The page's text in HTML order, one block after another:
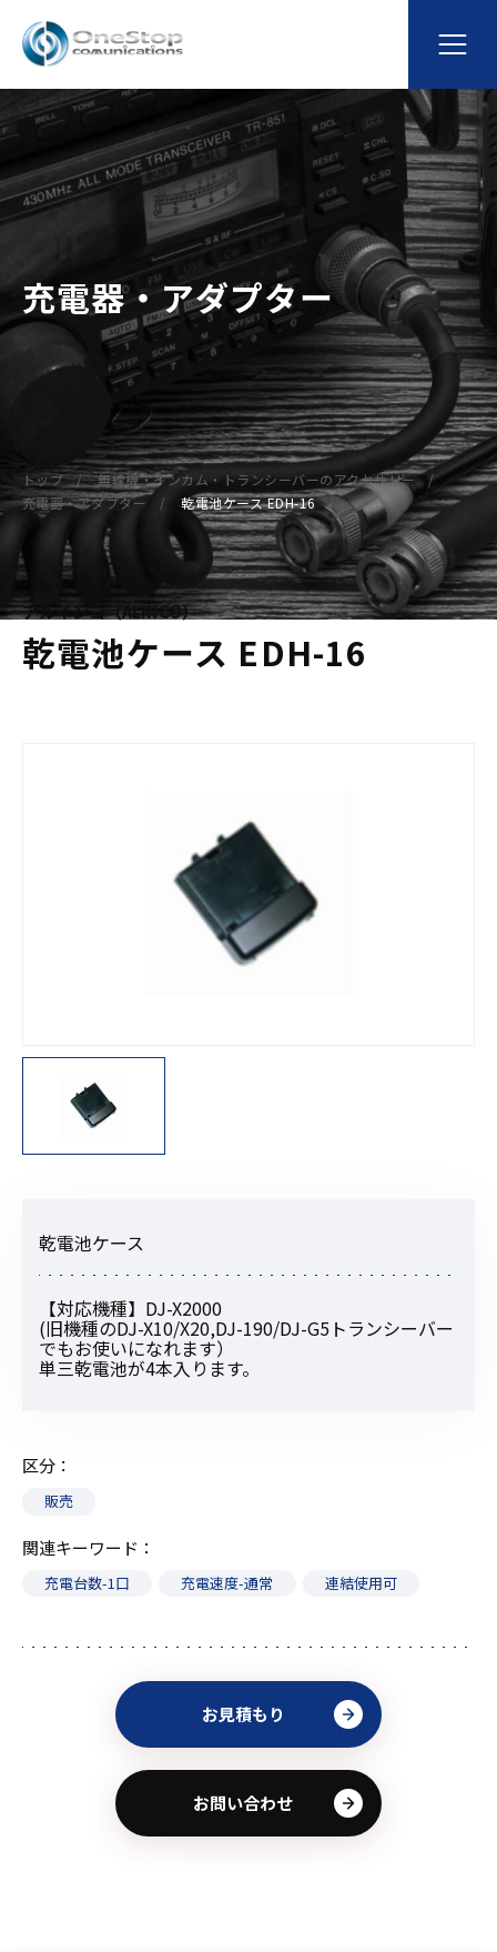
充電器・アダプター
トップ
無線機・インカム・トランシーバーのアクセサリー
充電器・アダプター
乾電池ケース EDH-16
アルインコ（ALINCO）
乾電池ケース EDH-16
乾電池ケース
【対応機種】DJ-X2000
(旧機種のDJ-X10/X20,DJ-190/DJ-G5トランシーバー
でもお使いになれます）
単三乾電池が4本入ります。
区分
販売
関連キーワード
充電台数-1口 充電速度-通常 連結使用可
お見積もり
お問い合わせ